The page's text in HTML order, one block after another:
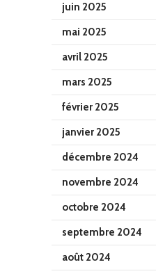
juin 2025
mai 2025
avril 2025
mars 2025
février 2025
janvier 2025
décembre 2024
novembre 2024
octobre 2024
septembre 2024
août 2024